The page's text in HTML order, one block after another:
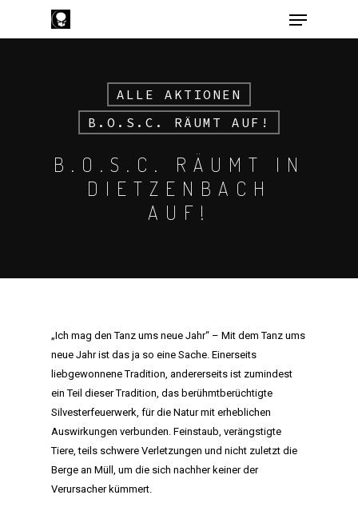
Hit enter to search or ESC to close
ALLE AKTIONEN
B.O.S.C. RÄUMT AUF!
B.O.S.C. RÄUMT IN
DIETZENBACH
AUF!
„Ich mag den Tanz ums neue Jahr“ – Mit dem Tanz ums
neue Jahr ist das ja so eine Sache. Einerseits
liebgewonnene Tradition, andererseits ist zumindest
ein Teil dieser Tradition, das berühmtberüchtigte
Silvesterfeuerwerk, für die Natur mit erheblichen
Auswirkungen verbunden. Feinstaub, verängstigte
Tiere, teils schwere Verletzungen und nicht zuletzt die
Berge an Müll, um die sich nachher keiner der
Verursacher kümmert.